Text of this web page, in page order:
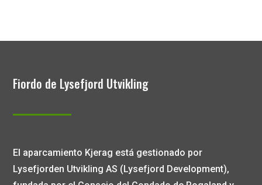
Fiordo de Lysefjord Utvikling
El aparcamiento Kjerag está gestionado por
Lysefjorden Utvikling AS (Lysefjord Development),